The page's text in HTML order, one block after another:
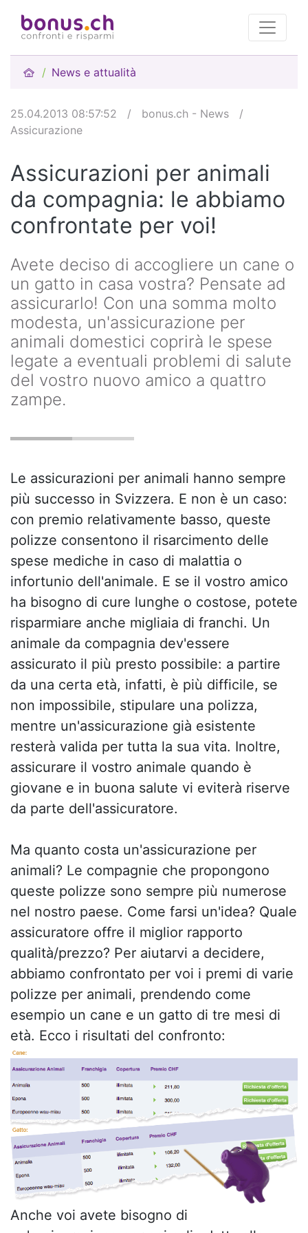
News e attualità
25.04.2013 08:57:52 / bonus.ch - News
/
Assicurazione
Assicurazioni per animali
da compagnia: le abbiamo
confrontate per voi!
Avete deciso di accogliere un cane o
un gatto in casa vostra? Pensate ad
assicurarlo! Con una somma molto
modesta, un'assicurazione per
animali domestici coprirà le spese
legate a eventuali problemi di salute
del vostro nuovo amico a quattro
zampe.
Le assicurazioni per animali hanno sempre
più successo in Svizzera. E non è un caso:
con premio relativamente basso, queste
polizze consentono il risarcimento delle
spese mediche in caso di malattia o
infortunio dell'animale. E se il vostro amico
ha bisogno di cure lunghe o costose, potete
risparmiare anche migliaia di franchi. Un
animale da compagnia dev'essere
assicurato il più presto possibile: a partire
da una certa età, infatti, è più difficile, se
non impossibile, stipulare una polizza,
mentre un'assicurazione già esistente
resterà valida per tutta la sua vita. Inoltre,
assicurare il vostro animale quando è
giovane e in buona salute vi eviterà riserve
da parte dell'assicuratore.
Ma quanto costa un'assicurazione per
animali? Le compagnie che propongono
queste polizze sono sempre più numerose
nel nostro paese. Come farsi un'idea? Quale
assicuratore offre il miglior rapporto
qualità/prezzo? Per aiutarvi a decidere,
abbiamo confrontato per voi i premi di varie
polizze per animali, prendendo come
esempio un cane e un gatto di tre mesi di
età. Ecco i risultati del confronto:
Anche voi avete bisogno di